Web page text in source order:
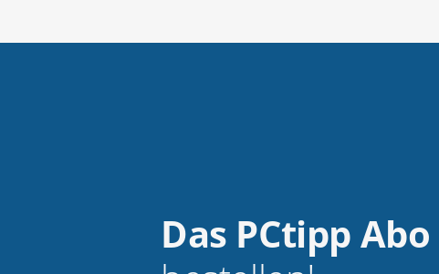
Das PCtipp Abo